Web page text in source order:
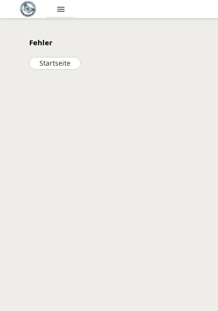
menu
Fehler
Startseite